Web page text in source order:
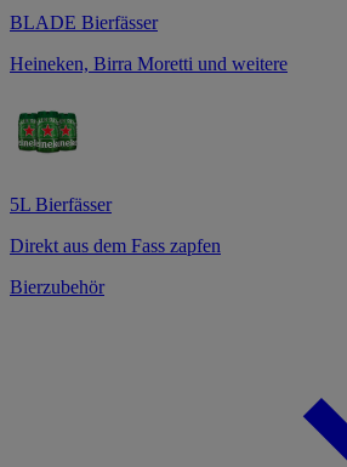
BLADE Bierfässer
Heineken, Birra Moretti und weitere
5L Bierfässer
Direkt aus dem Fass zapfen
Bierzubehör